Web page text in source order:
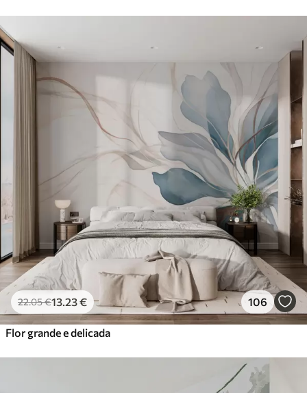
22.05€13 .23€ 106
Flor grande e delicada